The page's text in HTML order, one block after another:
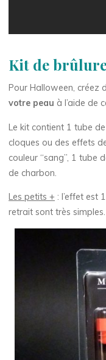
Kit de
Pour Halloween, créez
votre peau à l’aide de
Le kit contient 1 tube
cloques ou des effets
couleur “sang”, 1 tube
de charbon.
Les petits + : l’effet est
retrait sont très simples.